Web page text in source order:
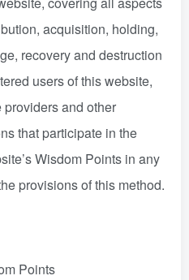
acquisition, holding,
recovery and destruction
users of this website,
providers and other
that participate in the
Wisdom Points in any
provisions of this method.
Points